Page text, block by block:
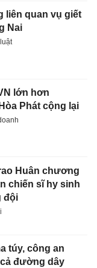
liên quan vụ giết
Nai
lớn hơn
Phát cộng lại
Huân chương
chiến sĩ hy sinh
đội
túy, công an
đường dây